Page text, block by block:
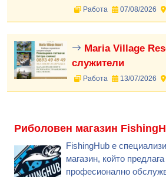
Работа 07/08/2026
Maria Village
служители
Работа 13/07/2026
Риболовен магазин
FishingHub е
магазин, който
професионално